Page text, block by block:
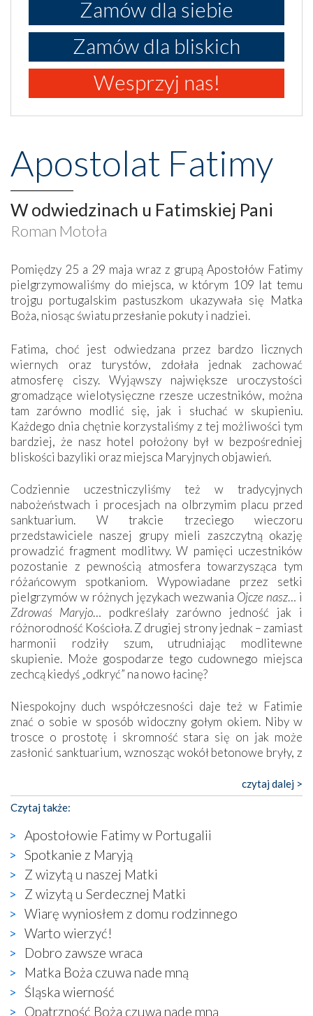
Zamów dla siebie
Zamów dla bliskich
Wesprzyj nas!
Apostolat Fatimy
W odwiedzinach u Fatimskiej Pani
Roman Motoła
Pomiędzy 25 a 29 maja wraz z grupą Apostołów Fatimy
pielgrzymowaliśmy do miejsca, w którym 109 lat temu
trojgu portugalskim pastuszkom ukazywała się Matka
Boża, niosąc światu przesłanie pokuty i nadziei.
Fatima, choć jest odwiedzana przez bardzo licznych
wiernych oraz turystów, zdołała jednak zachować
atmosferę ciszy. Wyjąwszy największe uroczystości
gromadzące wielotysięczne rzesze uczestników, można
tam zarówno modlić się, jak i słuchać w skupieniu.
Każdego dnia chętnie korzystaliśmy z tej możliwości tym
bardziej, że nasz hotel położony był w bezpośredniej
bliskości bazyliki oraz miejsca Maryjnych objawień.
Codziennie uczestniczyliśmy też w tradycyjnych
nabożeństwach i procesjach na olbrzymim placu przed
sanktuarium. W trakcie trzeciego wieczoru
przedstawiciele naszej grupy mieli zaszczytną okazję
prowadzić fragment modlitwy. W pamięci uczestników
pozostanie z pewnością atmosfera towarzysząca tym
różańcowym spotkaniom. Wypowiadane przez setki
pielgrzymów w różnych językach wezwania Ojcze nasz… i
Zdrowaś Maryjo… podkreślały zarówno jedność jak i
różnorodność Kościoła. Z drugiej strony jednak – zamiast
harmonii rodziły szum, utrudniając modlitewne
skupienie. Może gospodarze tego cudownego miejsca
zechcą kiedyś „odkryć” na nowo łacinę?
Niespokojny duch współczesności daje też w Fatimie
znać o sobie w sposób widoczny gołym okiem. Niby w
trosce o prostotę i skromność stara się on jak może
zasłonić sanktuarium, wznosząc wokół betonowe bryły, z
katolickiego kultu. Tylko co wspólnego z żywą,
autentyczną wiarą mogą mieć płaskie, szare bunkry albo
kaplice, w których Tabernakulum przypomina bardziej
skrzynkę na narzędzia? Albo co powiedzieć o ustawionym
tuż przy nowej bazylice wielkim krzyżu, na którym
zamiast Chrystusa umieszczono dziwaczną postać jakby
wyjętą ze starożytnych hieroglifów? W kulturowym
kontekście naszych czasów to raczej karykatura niż godny
wizerunek Zbawiciela…
Zatem nawet w bezpośrednim otoczeniu sanktuarium
naocznie przekonaliśmy się, że wewnątrz Kościoła toczy
się ogromna walka o kształt katolicyzmu i o serca
wierzących. Do czego to zmaganie może prowadzić,
widzieliśmy w urokliwym, niewielkim mieście Obidos,
gdzie w miejscu dawnego kościoła działa dzisiaj…
czytaj dalej >
Czytaj także:
Apostołowie Fatimy w Portugalii
Spotkanie z Maryją
Z wizytą u naszej Matki
Z wizytą u Serdecznej Matki
Wiarę wyniosłem z domu rodzinnego
Warto wierzyć!
Dobro zawsze wraca
Matka Boża czuwa nade mną
Śląska wierność
Opatrzność Boża czuwa nade mną